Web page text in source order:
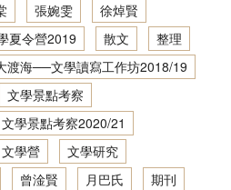
張婉雯
徐焯賢
夏令營2019
散文
整理
渡海──文學讀寫工作坊2018/19
文學景點考察
文學景點考察2020/21
文學營
文學研究
曾淦賢 月巴氏
期刊